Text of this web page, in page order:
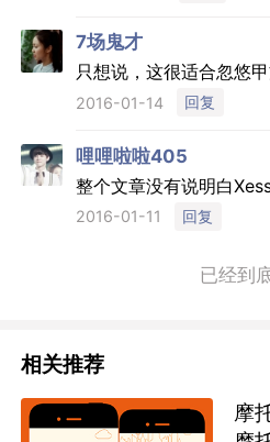
7场鬼才
只想说，这很适合忽悠甲
2016-01-14 回复
哩哩啦啦405
整个文章没有说明白
2016-01-11 回复
已经到
相关推荐
摩